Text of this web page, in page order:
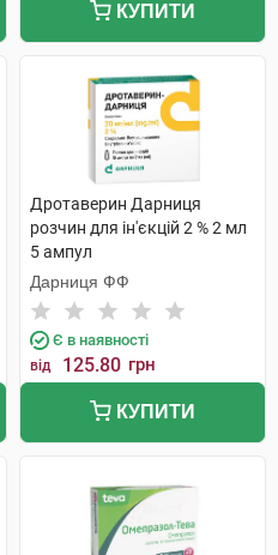
КУПИТИ
Дротаверин Дарниця
розчин для ін'єкцій 2 % 2 мл
5 ампул
Дарниця ФФ
Є в наявності
від 125.80 грн
КУПИТИ